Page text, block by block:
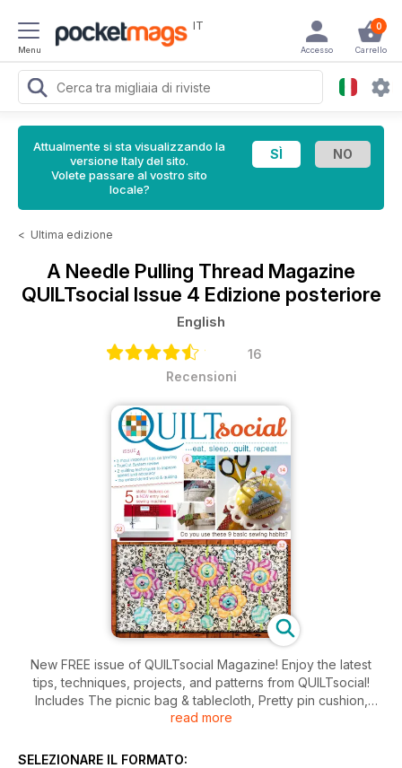
Menu
IT 0
Carrello
Accesso
Attualmente si sta visualizzando la
versione Italy del sito.
Volete passare al vostro sito
locale?
< Ultima edizione
A Needle Pulling Thread Magazine
QUILTsocial Issue 4 Edizione posteriore
English
16
Recensioni
New FREE issue of QUILTsocial Magazine! Enjoy the latest
tips, techniques, projects, and patterns from QUILTsocial!
Includes The picnic bag & tablecloth, Pretty pin cushion,
Sewing borders, 5 stellar features on a new entry level
geese quilt blocks, The friendship star block, The 3 most
read more
SELEZIONARE IL FORMATO: